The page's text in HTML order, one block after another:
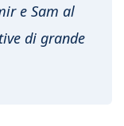
e Sam al
di grande